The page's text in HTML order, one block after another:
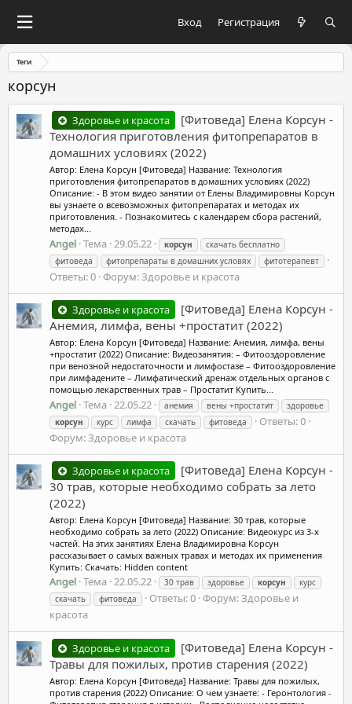
Вход Регистрация
Теги
корсун
Здоровье и красота
[Фитоведа] Елена Корсун -
Технология приготовления фитопрепаратов в
домашних условиях (2022)
Автор: Елена Корсун [Фитоведа] Название: Технология
приготовления фитопрепаратов в домашних условиях (2022)
Описание: - В этом видео занятии от Елены Владимировны Корсун
вы узнаете о всевозможных фитопрепаратах и методах их
приготовления. - Познакомитесь с календарем сбора растений,
методах...
Angel Тема 29.05.22 корсун
скачать бесплатно
фитоведа
фитопрепараты в домашних условях фитотерапевт
Ответы: 0 Форум:Здоровье и красота
Здоровье и красота
[Фитоведа] Елена Корсун -
Анемия, лимфа, вены +простатит (2022)
Автор: Елена Корсун [Фитоведа] Название: Анемия, лимфа, вены
+простатит (2022) Описание: Видеозанятия: – Фитооздоровление
при венозной недостаточности и лимфостазе – Фитооздоровление
при лимфадените – Лимфатический дренаж отдельных органов с
помощью лекарственных трав – Простатит Купить...
Angel Тема 22.05.22 анемия вены +простатит
здоровье
корсун
курс лимфа скачать фитоведа
Ответы: 0
Форум:Здоровье и красота
Здоровье и красота
[Фитоведа] Елена Корсун -
30 трав, которые необходимо собрать за лето
(2022)
Автор: Елена Корсун [Фитоведа] Название: 30 трав, которые
необходимо собрать за лето (2022) Описание: Видеокурс из 3-х
частей. На этих занятиях Елена Владимировна Корсун
рассказывает о самых важных травах и методах их применения
Купить: Скачать: Hidden content
Angel Тема 22.05.22 30 трав здоровье корсун
курс
скачать
фитоведа Ответы: 0 Форум:Здоровье и
красота
Здоровье и красота
[Фитоведа] Елена Корсун -
Травы для пожилых, против старения (2022)
Автор: Елена Корсун [Фитоведа] Название: Травы для пожилых,
против старения (2022) Описание: О чем узнаете: - Геронтология -